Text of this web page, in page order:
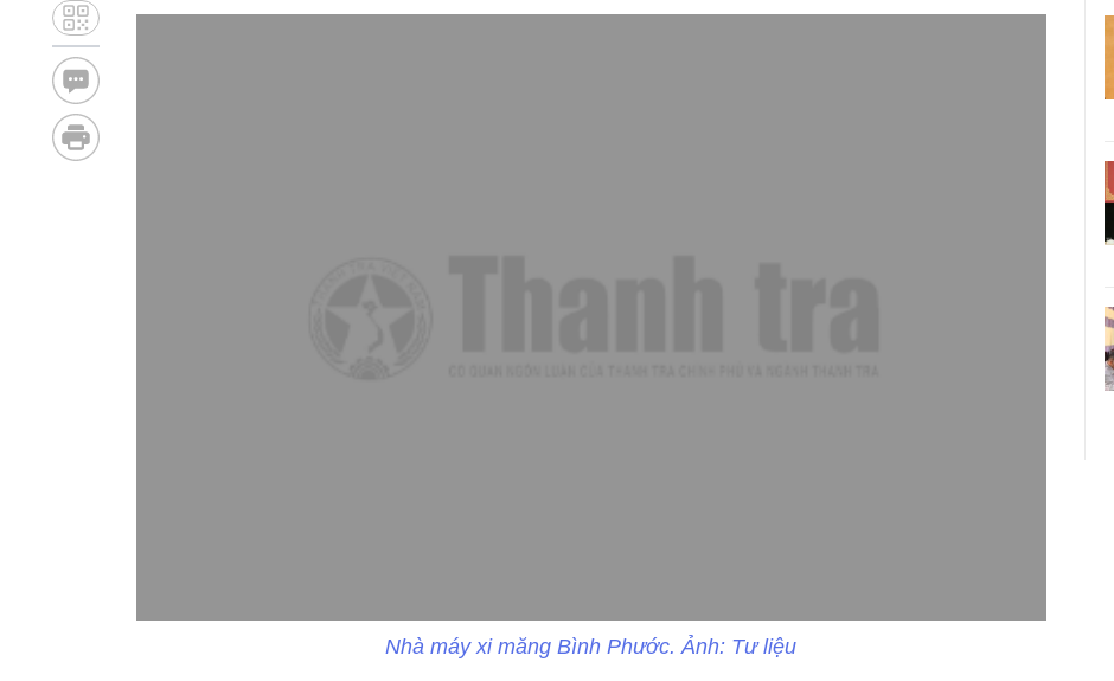
Nhà máy xi măng Bình Phước. Ảnh: Tư liệu